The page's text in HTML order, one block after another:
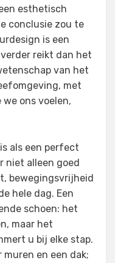
esthetisch
conclusie zou te
is een
reikt dan het
van het
met
ons voelen,
als een perfect
niet alleen goed
bewegingsvrijheid
hele dag. Een
schoen: het
maar het
u bij elke stap.
muren en een dak;